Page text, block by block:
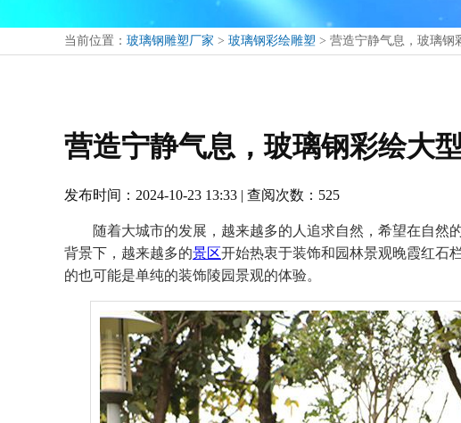
当前位置： 玻璃钢雕塑厂家 > 玻璃钢彩绘雕塑 > 营造宁静气息，玻璃钢
营造宁静气息，玻璃钢彩绘大
发布时间：2024-10-23 13:33 | 查阅次数：525
随着大城市的发展，越来越多的人追求自然，希望在自然
背景下，越来越多的景区开始热衷于装饰和园林景观晚霞红石
的也可能是单纯的装饰陵园景观的体验。